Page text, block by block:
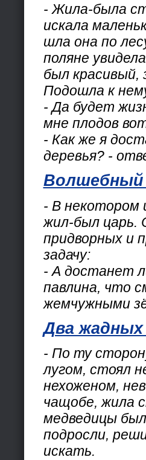
- Жила-была
искала
шла она по
поляне
был красивый,
Подошла к
- Да будет
мне плодов
- Как же я
деревья? -
Волшебный
- В некотором
жил-был царь.
придворных и
задачу:
- А достанет
павлина, что
жемчужными
Два жадных
- По ту
лугом, стоял
нехоженом,
чащобе, жила
медведицы
подросли,
искать.